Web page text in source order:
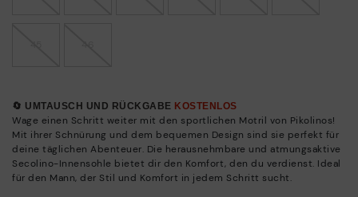
🔄 UMTAUSCH UND RÜCKGABE KOSTENLOS
Wage einen Schritt weiter mit den sportlichen Motril von Pikolinos!
Mit ihrer Schnürung und dem bequemen Design sind sie perfekt für
deine täglichen Abenteuer. Die herausnehmbare und atmungsaktive
Secolino-Innensohle bietet dir den Komfort, den du verdienst. Ideal
für den Mann, der Stil und Komfort in jedem Schritt sucht.